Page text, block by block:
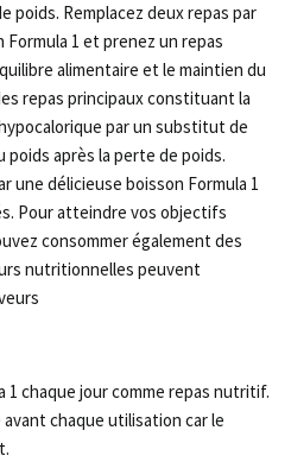
poids. Remplacez deux repas par
1 et prenez un repas
alimentaire et le maintien du
repas principaux constituant la
par un substitut de
après la perte de poids.
une délicieuse boisson Formula 1
Pour atteindre vos objectifs
consommer également des
nutritionnelles peuvent
1 chaque jour comme repas nutritif.
chaque utilisation car le